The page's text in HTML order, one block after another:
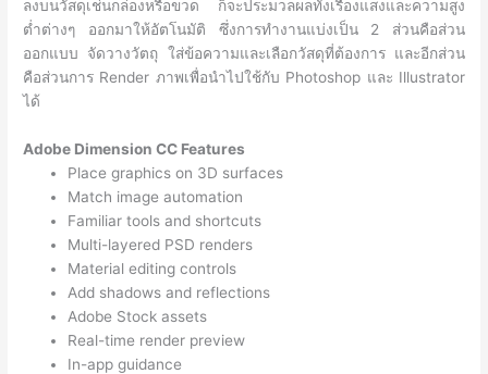
ลงบนวัสดุเช่นกล่องหรือขวด ก็จะประมวลผลทั้งเรื่องแสงและความสูง
ต่ำต่างๆ ออกมาให้อัตโนมัติ ซึ่งการทำงานแบ่งเป็น 2 ส่วนคือส่วน
ออกแบบ จัดวางวัตถุ ใส่ข้อความและเลือกวัสดุที่ต้องการ และอีกส่วน
คือส่วนการ Render ภาพเพื่อนำไปใช้กับ Photoshop และ Illustrator
ได้
Adobe Dimension CC Features
Place graphics on 3D surfaces
Match image automation
Familiar tools and shortcuts
Multi-layered PSD renders
Material editing controls
Add shadows and reflections
Adobe Stock assets
Real-time render preview
In-app guidance